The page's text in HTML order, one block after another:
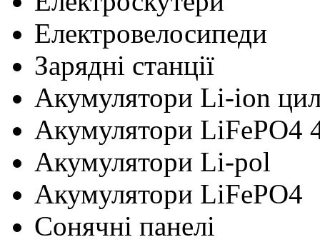
Електровелосипеди
Зарядні станції
Акумулятори Li-ion
Акумулятори LiFePO4
Акумулятори Li-pol
Акумулятори LiFePO4
Сонячні панелі